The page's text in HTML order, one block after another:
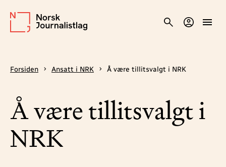
Forsiden Ansatt i NRK Å være tillitsvalgt i NRK
Å være tillitsvalgt i
NRK